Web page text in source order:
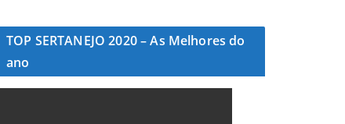
TOP SERTANEJO 2020 – As Melhores do
ano